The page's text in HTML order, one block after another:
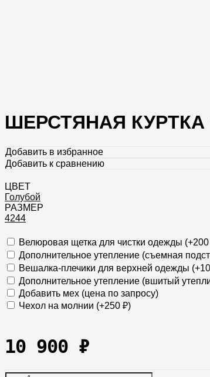
ШЕРСТЯНАЯ
Добавить в избранное
Добавить к сравнению
ЦВЕТ
Голубой
РАЗМЕР
4244
Велюровая щетка для чистки одежды (+200
Дополнительное утепление (съемная
Вешалка-плечики для верхней одежды (+
Дополнительное утепление (вшитый
Добавить мех (цена по запросу)
Чехол на молнии (+250 ₽)
10 900 ₽